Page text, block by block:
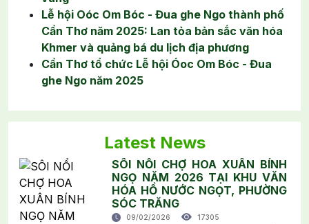
Lễ hội Oóc Om Bóc - Đua ghe Ngo thành phố
Cần Thơ năm 2025: Lan tỏa bản sắc văn hóa
Khmer và quảng bá du lịch địa phương
Cần Thơ tổ chức Lễ hội Óoc Om Bóc - Đua
ghe Ngo năm 2025
Latest News
SÔI NỔI CHỢ HOA XUÂN BÍNH
NGỌ NĂM 2026 TẠI KHU VĂN
HÓA HỒ NƯỚC NGỌT, PHƯỜNG
SÓC TRĂNG
09/02/2026 17305